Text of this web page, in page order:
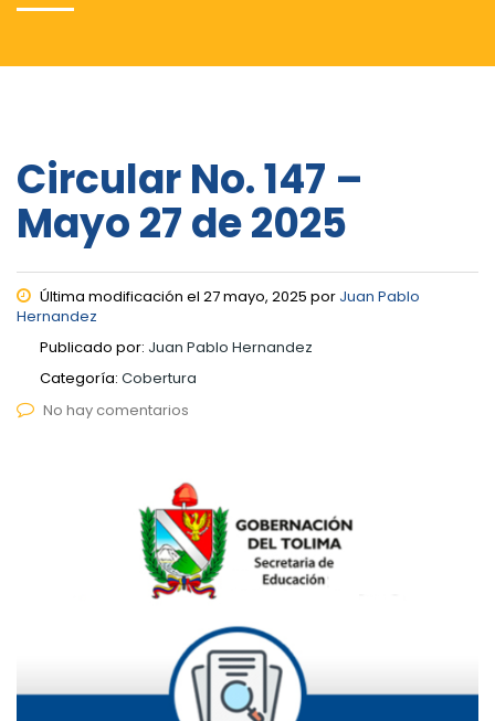
Circular No. 147 –
Mayo 27 de 2025
Última modificación el 27 mayo, 2025 por Juan Pablo
Hernandez
Publicado por: Juan Pablo Hernandez
Categoría: Cobertura
No hay comentarios